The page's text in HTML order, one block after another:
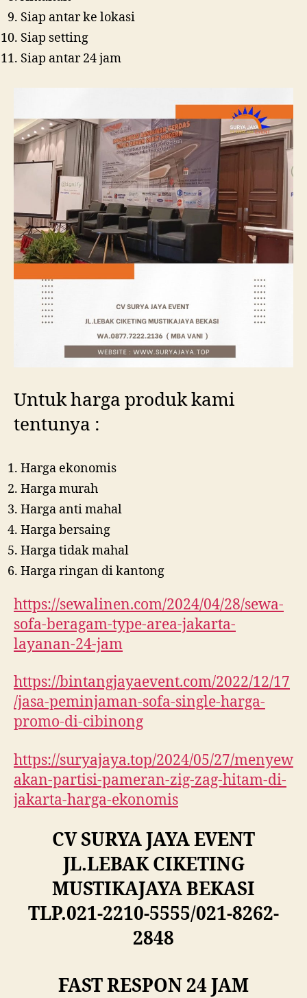
Siap antar ke lokasi
Siap setting
Siap antar 24 jam
Untuk harga produk kami
tentunya :
Harga ekonomis
Harga murah
Harga anti mahal
Harga bersaing
Harga tidak mahal
Harga ringan di kantong
https://sewalinen.com/2024/04/28/sewa-
sofa-beragam-type-area-jakarta-
layanan-24-jam
https://bintangjayaevent.com/2022/12/17
/jasa-peminjaman-sofa-single-harga-
promo-di-cibinong
https://suryajaya.top/2024/05/27/menyew
akan-partisi-pameran-zig-zag-hitam-di-
jakarta-harga-ekonomis
CV SURYA JAYA EVENT
JL.LEBAK CIKETING
MUSTIKAJAYA BEKASI
TLP.021-2210-5555/021-8262-
2848
FAST RESPON 24 JAM